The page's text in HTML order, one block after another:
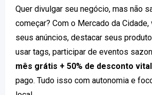
Quer divulgar seu negócio, mas não
começar? Com o Mercado da
seus anúncios, destacar seus
usar tags, participar de eventos
mês grátis + 50% de desconto
pago. Tudo isso com autonomia e